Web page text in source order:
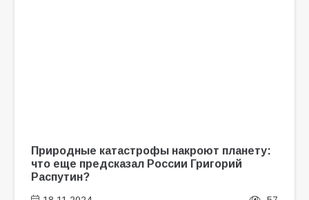
Природные катастрофы накроют планету:
что еще предсказал России Григорий
Распутин?